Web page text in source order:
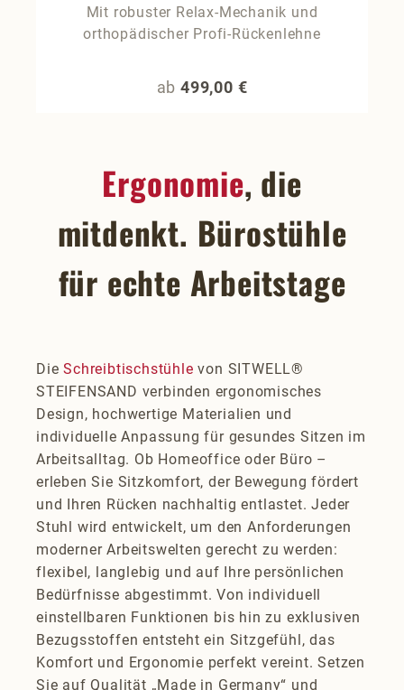
Mit robuster Relax-Mechanik und
orthopädischer Profi-Rückenlehne
Regulärer Preis:
ab 499,00 €
Ergonomie, die
mitdenkt. Bürostühle
für echte Arbeitstage
DieSchreibtischstühle von SITWELL®
STEIFENSAND verbinden ergonomisches
Design, hochwertige Materialien und
individuelle Anpassung für gesundes Sitzen im
Arbeitsalltag. Ob Homeoffice oder Büro –
erleben Sie Sitzkomfort, der Bewegung fördert
und Ihren Rücken nachhaltig entlastet. Jeder
Stuhl wird entwickelt, um den Anforderungen
moderner Arbeitswelten gerecht zu werden:
flexibel, langlebig und auf Ihre persönlichen
Bedürfnisse abgestimmt. Von individuell
einstellbaren Funktionen bis hin zu exklusiven
Bezugsstoffen entsteht ein Sitzgefühl, das
Komfort und Ergonomie perfekt vereint. Setzen
Sie auf Qualität „Made in Germany“ und